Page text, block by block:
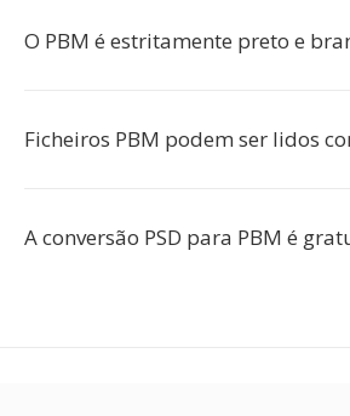
O PBM é estritamente preto e
Ficheiros PBM podem ser lidos
A conversão PSD para PBM é